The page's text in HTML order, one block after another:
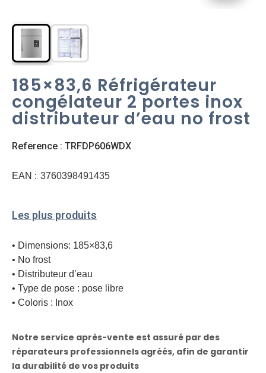
185×83,6 Réfrigérateur
congélateur 2 portes inox
distributeur d’eau no frost
Reference : TRFDP606WDX
EAN : 3760398491435
Les plus produits
• Dimensions: 185×83,6
• No frost
• Distributeur d’eau
• Type de pose : pose libre
• Coloris : Inox
Notre service après-vente est assuré par des
réparateurs professionnels agréés, afin de garantir
la durabilité de vos produits